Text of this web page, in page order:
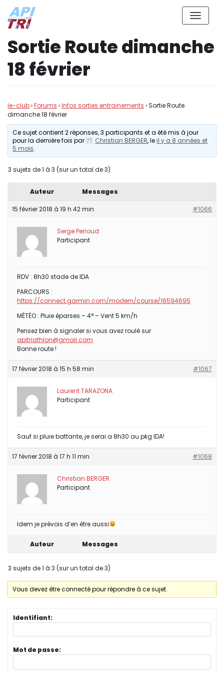
Aller
au
contenu
Sortie Route dimanche
18 février
le-club›Forums ›Infos sorties entrainements ›Sortie Route
dimanche 18 février
Ce sujet contient 2 réponses, 3 participants et a été mis à jour
pour la dernière fois par
Christian BERGER, leil y a 8 années et
5 mois.
3 sujets de 1 à 3 (sur un total de 3)
Auteur Messages
15 février 2018 à 19 h 42 min #1066
Serge Perroud
Participant
RDV : 8h30 stade de IDA
PARCOURS :
https://connect.garmin.com/modern/course/16594695
MÉTÉO : Pluie éparses – 4° – Vent 5 km/h
Pensez bien à signaler si vous avez roulé sur
apitriathlon@gmail.com
Bonne route !
17 février 2018 à 15 h 58 min #1067
Laurent TARAZONA
Participant
Sauf si pluie battante, je serai a 8h30 au pkg IDA!
17 février 2018 à 17 h 11 min #1068
Christian BERGER
Participant
Idem je prévois d’en être aussi
Auteur Messages
3 sujets de 1 à 3 (sur un total de 3)
Vous devez être connecté pour répondre à ce sujet.
Identifiant:
Mot de passe: